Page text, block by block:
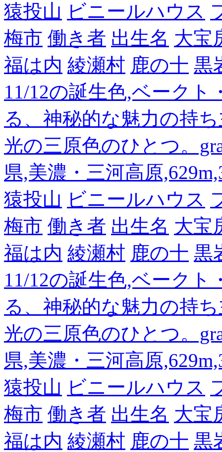
猿投山 ビニールハウス
梅市 働き者 出生名 大宝
福は内 綾瀬村 鹿の十 黒
11/12の誕生色,ベーク
る、神秘的な魅力の持
光の三原色のひとつ。
県,美濃・三河高原
猿投山 ビニールハウス
梅市 働き者 出生名 大宝
福は内 綾瀬村 鹿の十 黒
11/12の誕生色,ベーク
る、神秘的な魅力の持
光の三原色のひとつ。
県,美濃・三河高原
猿投山 ビニールハウス
梅市 働き者 出生名 大宝
福は内 綾瀬村 鹿の十 黒